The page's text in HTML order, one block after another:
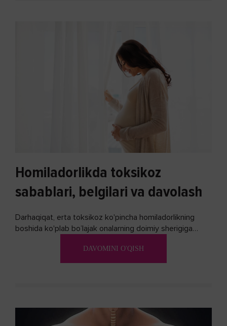
Homiladorlikda toksikoz
sabablari, belgilari va davolash
Darhaqiqat, erta toksikoz ko'pincha homiladorlikning
boshida ko'plab bo’lajak onalarning doimiy sherigiga
biron bir usuli bormi?DAVOMINI O'QISH